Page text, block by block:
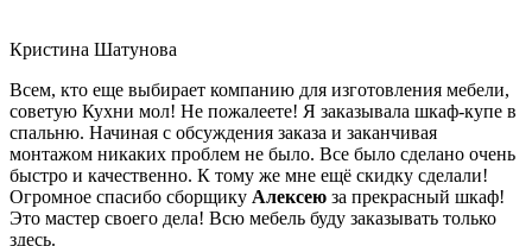
Кристина Шатунова
Всем, кто еще выбирает компанию для изготовления мебели,
советую Кухни мол! Не пожалеете! Я заказывала шкаф-купе в
спальню. Начиная с обсуждения заказа и заканчивая
монтажом никаких проблем не было. Все было сделано очень
быстро и качественно. К тому же мне ещё скидку сделали!
Огромное спасибо сборщику Алексею за прекрасный шкаф!
Это мастер своего дела! Всю мебель буду заказывать только
здесь.